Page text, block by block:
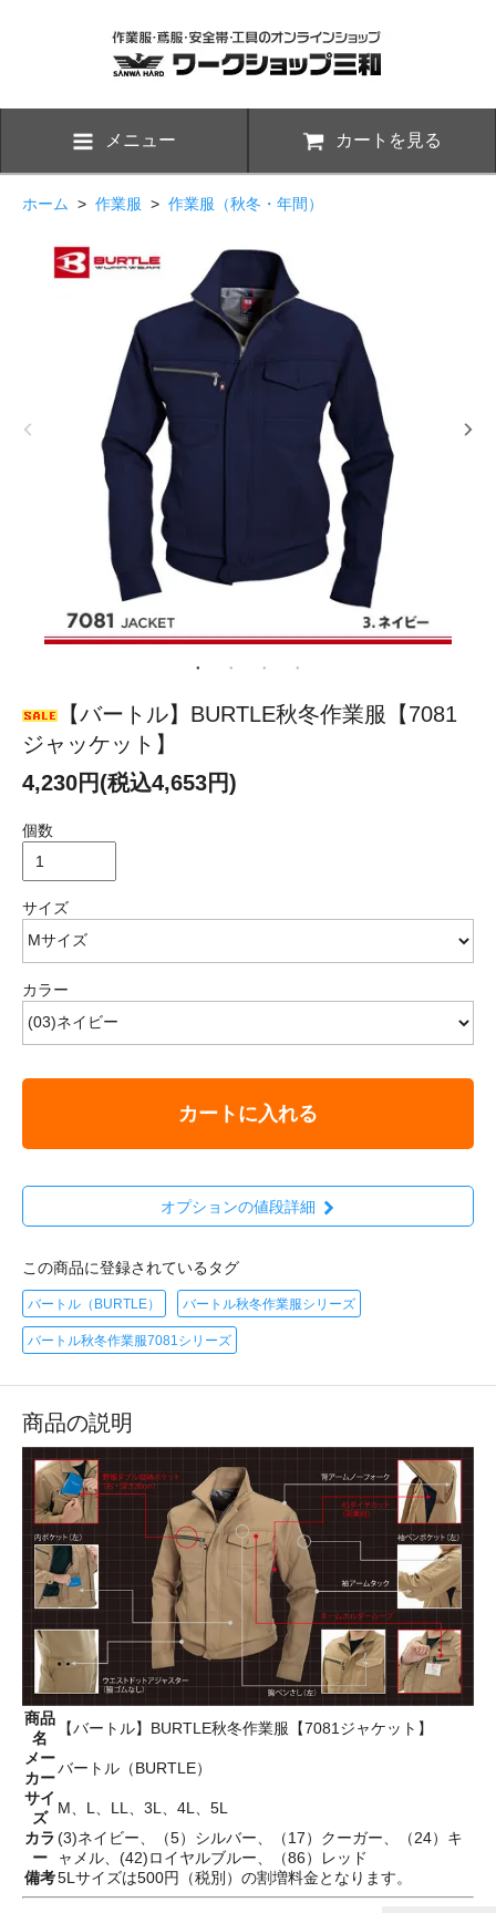
メニュー カートを見る
ホーム > 作業服 > 作業服（秋冬・年間）
【バートル】BURTLE秋冬作業服【7081
ジャッケット】
4,230円(税込4,653円)
個数
サイズ
カラー
カートに入れる
オプションの値段詳細
この商品に登録されているタグ
バートル（BURTLE） バートル秋冬作業服シリーズ
バートル秋冬作業服7081シリーズ
商品の説明
商品
名
【バートル】BURTLE秋冬作業服【7081ジャケット】
メー
カー
バートル（BURTLE）
サイ
ズ
M、L、LL、3L、4L、5L
カラ
ー
(3)ネイビー、（5）シルバー、（17）クーガー、（24）キ
ャメル、(42)ロイヤルブルー、（86）レッド
備考5Lサイズは500円（税別）の割増料金となります。